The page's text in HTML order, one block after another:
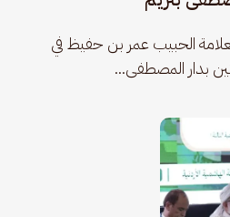
الحبيب عمر بن حفيظ في
بدار المصطفى...